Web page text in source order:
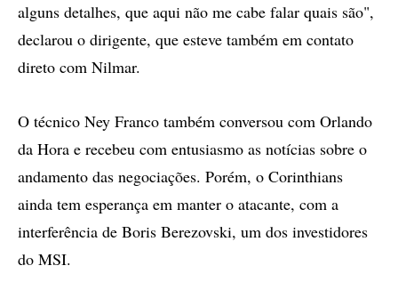
alguns detalhes, que aqui não me cabe falar quais são",
declarou o dirigente, que esteve também em contato
direto com Nilmar.
O técnico Ney Franco também conversou com Orlando
da Hora e recebeu com entusiasmo as notícias sobre o
andamento das negociações. Porém, o Corinthians
ainda tem esperança em manter o atacante, com a
interferência de Boris Berezovski, um dos investidores
do MSI.